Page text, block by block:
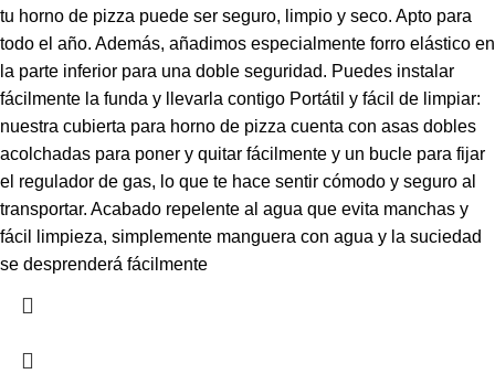
tu horno de pizza puede ser seguro, limpio y seco. Apto para
todo el año. Además, añadimos especialmente forro elástico en
la parte inferior para una doble seguridad. Puedes instalar
fácilmente la funda y llevarla contigo Portátil y fácil de limpiar:
nuestra cubierta para horno de pizza cuenta con asas dobles
acolchadas para poner y quitar fácilmente y un bucle para fijar
el regulador de gas, lo que te hace sentir cómodo y seguro al
transportar. Acabado repelente al agua que evita manchas y
fácil limpieza, simplemente manguera con agua y la suciedad
se desprenderá fácilmente